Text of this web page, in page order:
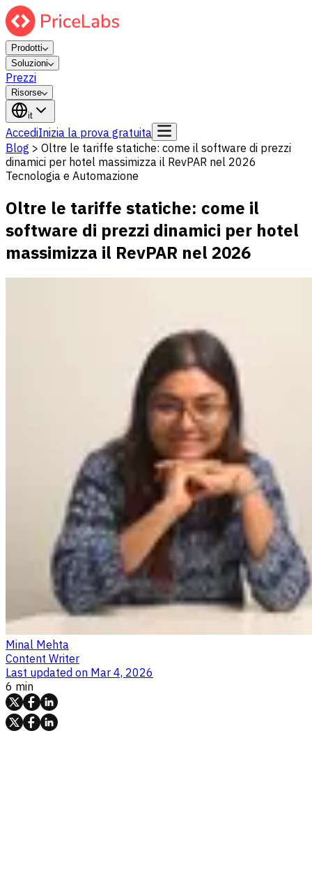
Prodotti
Soluzioni
Prezzi
Risorse
it
AccediInizia la prova gratuita
Blog > Oltre le tariffe statiche: come il software di prezzi
dinamici per hotel massimizza il RevPAR nel 2026
Tecnologia e Automazione
Oltre le tariffe statiche: come il
software di prezzi dinamici per hotel
massimizza il RevPAR nel 2026
Minal Mehta
Content Writer
Last updated on Mar 4, 2026
6 min